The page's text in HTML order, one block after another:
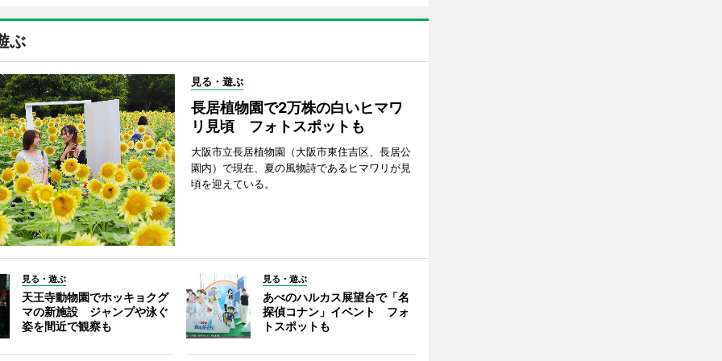
ぶ
見る・遊ぶ
長居植物園で2万株の白いヒマワ
リ見頃 フォトスポットも
大阪市立長居植物園（大阪市東住吉区、長居公
園内）で現在、夏の風物詩であるヒマワリが見
頃を迎えている。
見る・遊ぶ
天王寺動物園でホッキョクグ
マの新施設 ジャンプや泳ぐ
姿を間近で観察も
見る・遊ぶ
あべのハルカス展望台で「名
探偵コナン」イベント フォ
トスポットも